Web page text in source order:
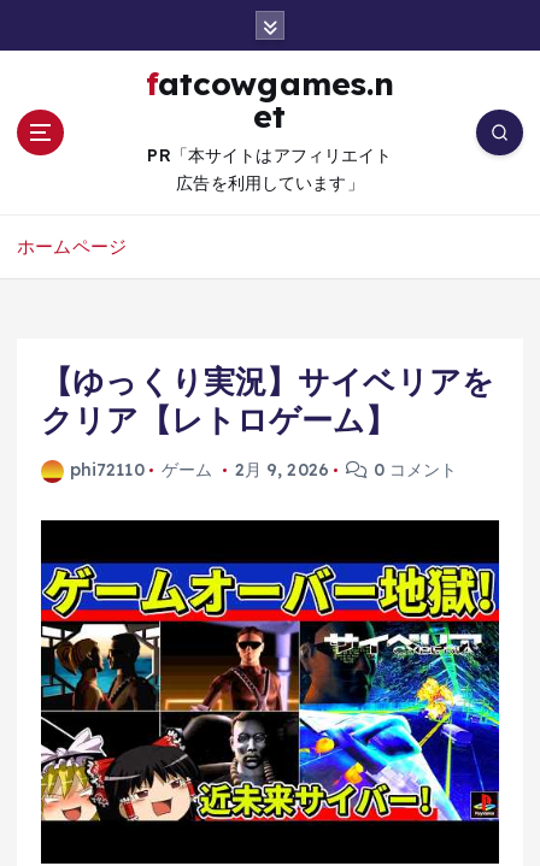
fatcowgames.n
et
PR「本サイトはアフィリエイト
広告を利用しています」
ホームページ
【ゆっくり実況】サイベリアを
クリア【レトロゲーム】
phi72110 ゲーム 2月 9, 2026 0 コメント